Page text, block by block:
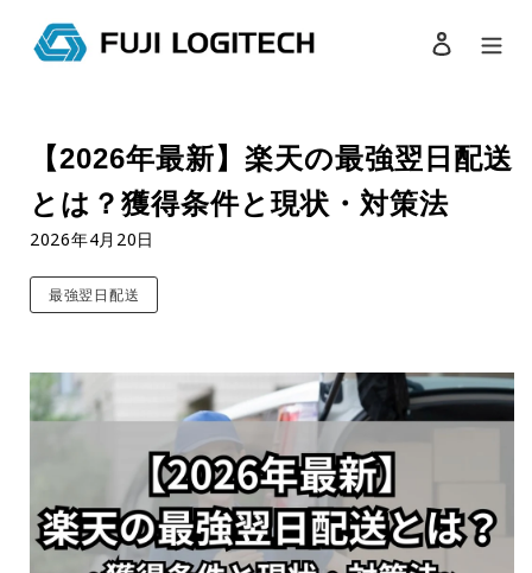
検索
ログイン
【2026年最新】楽天の最強翌日配送
とは？獲得条件と現状・対策法
2026年4月20日
最強翌日配送